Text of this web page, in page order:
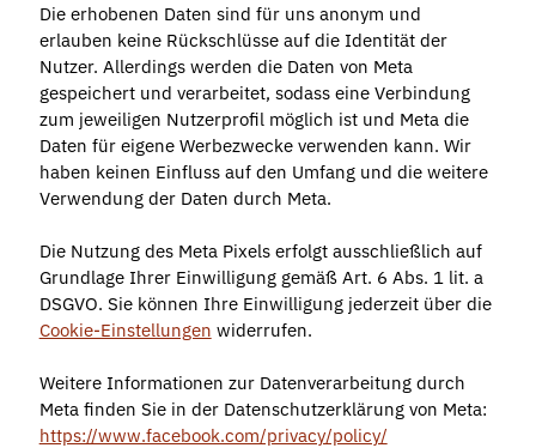
Die erhobenen Daten sind für uns anonym und
erlauben keine Rückschlüsse auf die Identität der
Nutzer. Allerdings werden die Daten von Meta
gespeichert und verarbeitet, sodass eine Verbindung
zum jeweiligen Nutzerprofil möglich ist und Meta die
Daten für eigene Werbezwecke verwenden kann. Wir
haben keinen Einfluss auf den Umfang und die weitere
Verwendung der Daten durch Meta.
Die Nutzung des Meta Pixels erfolgt ausschließlich auf
Grundlage Ihrer Einwilligung gemäß Art. 6 Abs. 1 lit. a
DSGVO. Sie können Ihre Einwilligung jederzeit über die
Cookie-Einstellungen widerrufen.
Weitere Informationen zur Datenverarbeitung durch
Meta finden Sie in der Datenschutzerklärung von Meta:
https://www.facebook.com/privacy/policy/